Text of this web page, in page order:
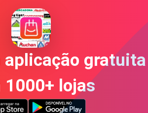
aplicação gratuita
1000+ lojas